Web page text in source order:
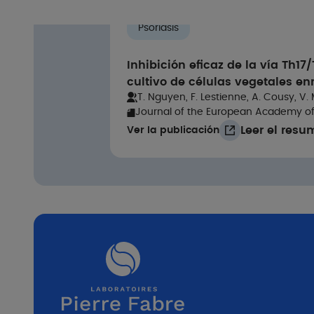
Psoriasis
Inhibición eficaz de la vía
cultivo de células vegetales
T. Nguyen, F. Lestienne, A. Cousy,
Journal of the European Academy
Ver la publicación
Leer el